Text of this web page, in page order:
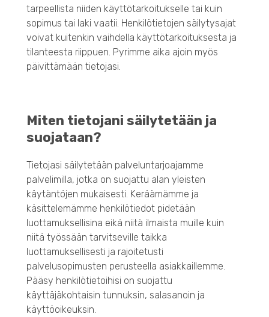
tarpeellista niiden käyttötarkoitukselle tai kuin
sopimus tai laki vaatii. Henkilötietojen säilytysajat
voivat kuitenkin vaihdella käyttötarkoituksesta ja
tilanteesta riippuen. Pyrimme aika ajoin myös
päivittämään tietojasi.
Miten tietojani säilytetään ja
suojataan?
Tietojasi säilytetään palveluntarjoajamme
palvelimilla, jotka on suojattu alan yleisten
käytäntöjen mukaisesti. Keräämämme ja
käsittelemämme henkilötiedot pidetään
luottamuksellisina eikä niitä ilmaista muille kuin
niitä työssään tarvitseville taikka
luottamuksellisesti ja rajoitetusti
palvelusopimusten perusteella asiakkaillemme.
Pääsy henkilötietoihisi on suojattu
käyttäjäkohtaisin tunnuksin, salasanoin ja
käyttöoikeuksin.